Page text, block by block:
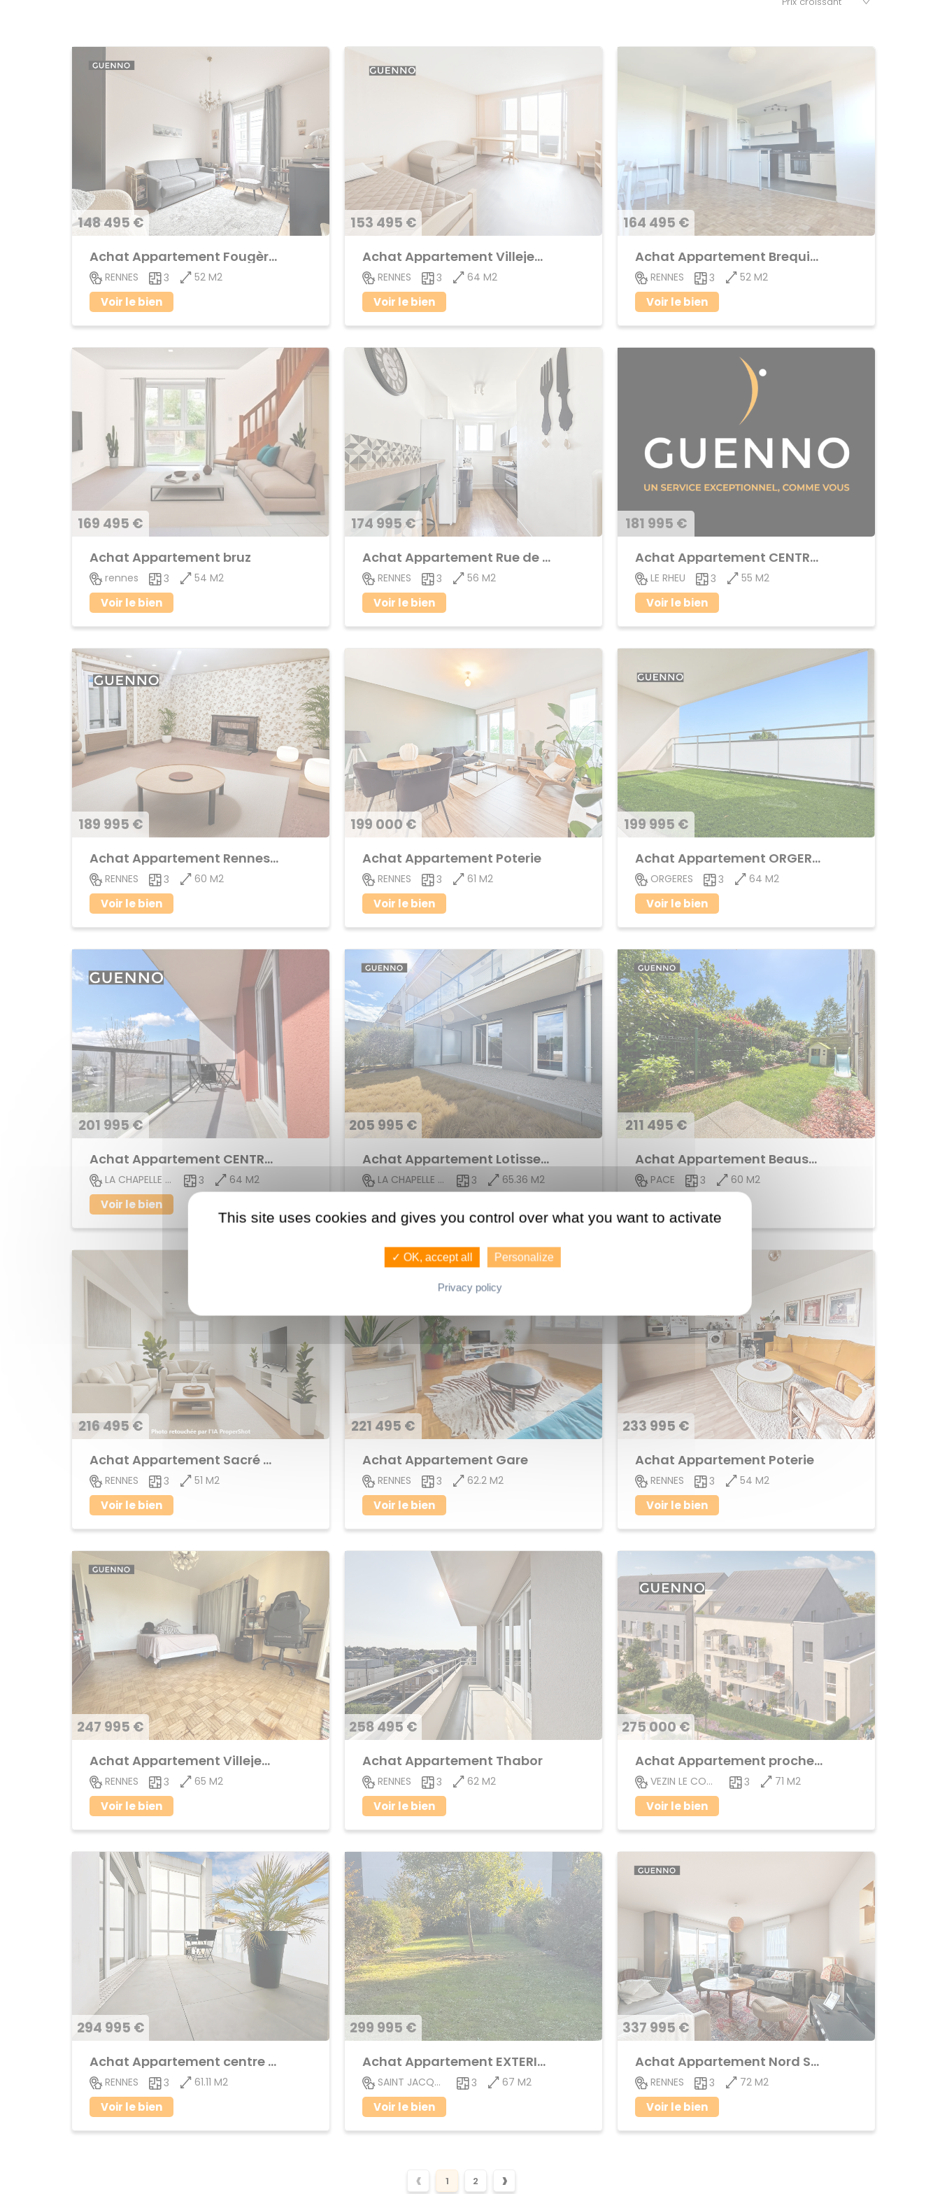
148 495 €
Achat Appartement Fougères
RENNES 3 52 M2
Voir le bien
153 495 €
Achat Appartement Villejean
RENNES 3 64 M2
Voir le bien
164 495 €
Achat Appartement Brequigny
RENNES 3 52 M2
Voir le bien
169 495 €
Achat Appartement bruz
rennes 3 54 M2
Voir le bien
174 995 €
Achat Appartement Rue de Nantes
RENNES 3 56 M2
Voir le bien
181 995 €
Achat Appartement CENTRE BOURG
LE RHEU 3 55 M2
Voir le bien
189 995 €
Achat Appartement Rennes-Cleunay
RENNES 3 60 M2
Voir le bien
199 000 €
Achat Appartement Poterie
RENNES 3 61 M2
Voir le bien
199 995 €
Achat Appartement ORGERES
ORGERES 3 64 M2
Voir le bien
201 995 €
Achat Appartement CENTRE VILLE
LA CHAPELLE DES FOUGERETZ 3 64 M2
Voir le bien
205 995 €
Achat Appartement Lotissement
LA CHAPELLE DES FOUGERETZ 3 65.36 M2
211 495 €
Achat Appartement Beausoleil
PACE 3 60 M2
216 495 €
Achat Appartement Sacré Coeur
RENNES 3 51 M2
Voir le bien
221 495 €
Achat Appartement Gare
RENNES 3 62.2 M2
Voir le bien
233 995 €
Achat Appartement Poterie
RENNES 3 54 M2
Voir le bien
247 995 €
Achat Appartement Villejean
RENNES 3 65 M2
Voir le bien
258 495 €
Achat Appartement Thabor
RENNES 3 62 M2
Voir le bien
275 000 €
Achat Appartement proche centre ville
VEZIN LE COQUET 3 71 M2
Voir le bien
294 995 €
Achat Appartement centre ville
RENNES 3 61.11 M2
Voir le bien
299 995 €
Achat Appartement EXTERIEUR
SAINT JACQUES DE LA LANDE 3 67 M2
Voir le bien
337 995 €
Achat Appartement Nord Saint-Martin
RENNES 3 72 M2
Voir le bien
‹ 1 2 ›
This site uses cookies and gives you control over what you want to activate
✓ OK, accept all Personalize
Privacy policy